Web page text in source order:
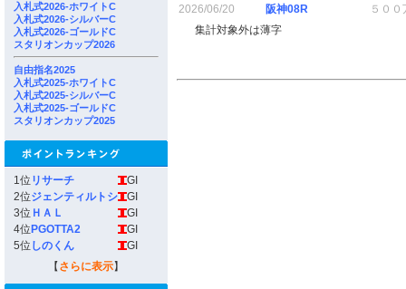
入札式2026-ホワイトC
入札式2026-シルバーC
入札式2026-ゴールドC
スタリオンカップ2026
自由指名2025
入札式2025-ホワイトC
入札式2025-シルバーC
入札式2025-ゴールドC
スタリオンカップ2025
1位 リサーチ
GI
2位ジェンティルトシ
GI
3位 ＨＡＬ
GI
4位 PGOTTA2
GI
5位 しのくん
GI
【 さらに表示】
2026/06/20
阪神08R
５０
集計対象外は薄字